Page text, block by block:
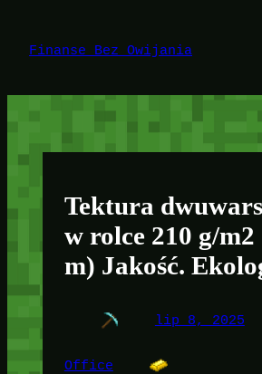
treści
Finanse Bez Owijania
Tektura
w rolce 210 g/m2
m) Jakość.
lip 8, 2025
Office